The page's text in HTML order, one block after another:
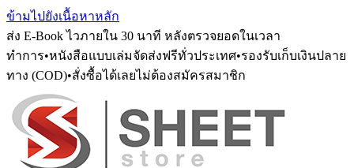
ข้ามไปยังเนื้อหาหลัก
ส่ง E-Book ไวภายใน 30 นาที หลังตรวจยอดในเวลา
ทำการ•หนังสือแบบเล่มจัดส่งฟรีทั่วประเทศ•รองรับเก็บเงินปลาย
ทาง (COD)•สั่งซื้อได้เลยไม่ต้องสมัครสมาชิก